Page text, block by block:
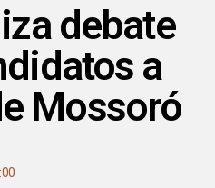
debate
a
Mossoró